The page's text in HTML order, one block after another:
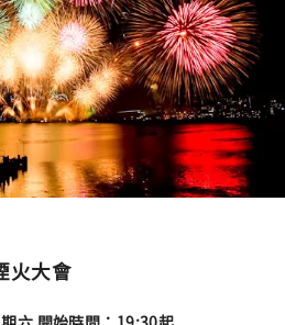
火大會